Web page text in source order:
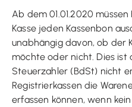
Ab dem 01.01.2020
Kasse jeden Kassenbon
unabhängig davon, ob der
möchte oder nicht. Dies ist
Steuerzahler (BdSt) nicht
Registrierkassen die
erfassen können, wenn